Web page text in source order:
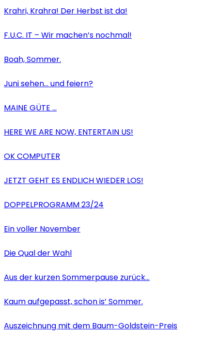
Krahri, Krahra! Der Herbst ist da!
F.U.C. IT – Wir machen’s nochmal!
Boah, Sommer.
Juni sehen… und feiern?
MAINE GÜTE …
HERE WE ARE NOW, ENTERTAIN US!
OK COMPUTER
JETZT GEHT ES ENDLICH WIEDER LOS!
DOPPELPROGRAMM 23/24
Ein voller November
Die Qual der Wahl
Aus der kurzen Sommerpause zurück…
Kaum aufgepasst, schon is’ Sommer.
Auszeichnung mit dem Baum-Goldstein-Preis